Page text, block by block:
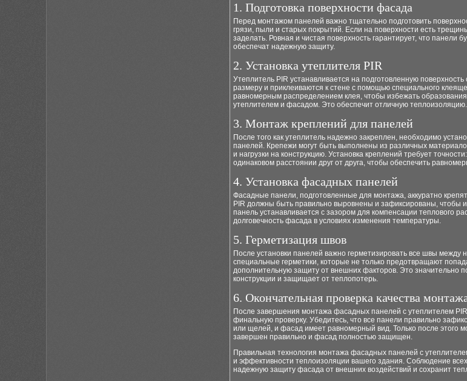
1. Подготовка поверхности фасада
Перед монтажом панелей важно тщательно подготовить
грязи, пыли и старых покрытий. Если на поверхности есть
заделать. Ровная и чистая поверхность гарантирует, что панели
обеспечат надежную защиту.
2. Установка утеплителя PIR
Утеплитель PIR устанавливается на подготовленную
размеру и приклеиваются к стене с помощью специального
равномерным распределением клея, чтобы избежать
утеплителем и фасадом. Это обеспечит отличную теплоизоляцию.
3. Монтаж креплений для панелей
После того как утеплитель надежно закреплен, необходимо
панелей. Крепежи могут быть выполнены из различных
и нагрузки на конструкцию. Установка креплений требует
одинаковом расстоянии друг от друга, чтобы обеспечить
4. Установка фасадных панелей
Фасадные панели, подготовленные для монтажа, аккуратно
PIR должны быть правильно выровнены и зафиксированы, чтобы
панель устанавливается с зазором для компенсации теплового
долговечность фасада в условиях изменения температуры.
5. Герметизация швов
После установки панелей важно герметизировать все швы между
специальные герметики, которые не только предотвращают
дополнительную защиту от внешних факторов. Это значительно
конструкции и защищает от теплопотерь.
6. Окончательная проверка качества
После завершения монтажа фасадных панелей с утеплителем
финальную проверку. Убедитесь, что все панели правильно
или щелей, и фасад имеет равномерный вид. Только после этого
завершен правильно и фасад полностью защищен.
Правильная технология монтажа фасадных панелей с
и эффективности теплоизоляции вашего здания. Соблюдение
надежную защиту фасада от внешних воздействий и сохранит